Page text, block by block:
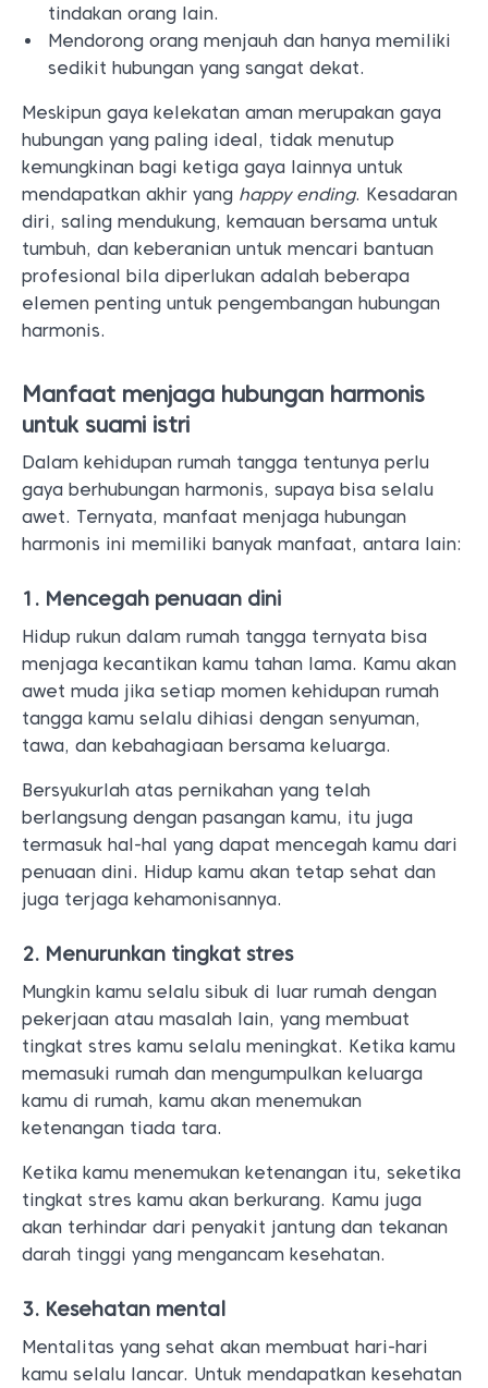
tindakan orang lain.
Mendorong orang menjauh dan hanya memiliki
sedikit hubungan yang sangat dekat.
Meskipun gaya kelekatan aman merupakan gaya
hubungan yang paling ideal, tidak menutup
kemungkinan bagi ketiga gaya lainnya untuk
mendapatkan akhir yang happy ending. Kesadaran
diri, saling mendukung, kemauan bersama untuk
tumbuh, dan keberanian untuk mencari bantuan
profesional bila diperlukan adalah beberapa
elemen penting untuk pengembangan hubungan
harmonis.
Manfaat menjaga hubungan harmonis
untuk suami istri
Dalam kehidupan rumah tangga tentunya perlu
gaya berhubungan harmonis, supaya bisa selalu
awet. Ternyata, manfaat menjaga hubungan
harmonis ini memiliki banyak manfaat, antara lain:
1. Mencegah penuaan dini
Hidup rukun dalam rumah tangga ternyata bisa
menjaga kecantikan kamu tahan lama. Kamu akan
awet muda jika setiap momen kehidupan rumah
tangga kamu selalu dihiasi dengan senyuman,
tawa, dan kebahagiaan bersama keluarga.
Bersyukurlah atas pernikahan yang telah
berlangsung dengan pasangan kamu, itu juga
termasuk hal-hal yang dapat mencegah kamu dari
penuaan dini. Hidup kamu akan tetap sehat dan
juga terjaga kehamonisannya.
2. Menurunkan tingkat stres
Mungkin kamu selalu sibuk di luar rumah dengan
pekerjaan atau masalah lain, yang membuat
tingkat stres kamu selalu meningkat. Ketika kamu
memasuki rumah dan mengumpulkan keluarga
kamu di rumah, kamu akan menemukan
ketenangan tiada tara.
Ketika kamu menemukan ketenangan itu, seketika
tingkat stres kamu akan berkurang. Kamu juga
akan terhindar dari penyakit jantung dan tekanan
darah tinggi yang mengancam kesehatan.
3. Kesehatan mental
Mentalitas yang sehat akan membuat hari-hari
kamu selalu lancar. Untuk mendapatkan kesehatan